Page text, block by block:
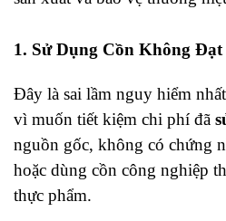
1. Sử Dụng Cồn Không
Đây là sai lầm nguy hiểm
vì muốn tiết kiệm chi phí đã
nguồn gốc, không có chứng
hoặc dùng cồn công nghiệp
thực phẩm.